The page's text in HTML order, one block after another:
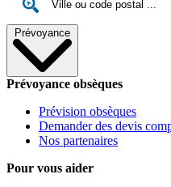
Prévoyance
Prévoyance obsèques
Prévision obsèques
Demander des devis
Nos partenaires
Pour vous aider